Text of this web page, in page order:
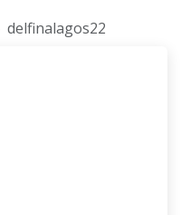
delfinalagos22